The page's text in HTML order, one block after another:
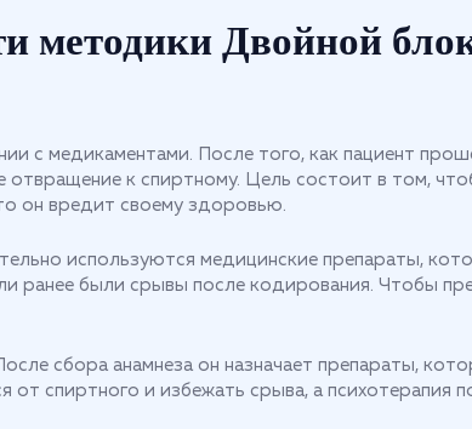
методики Двойной
с медикаментами. После того, как пациент
отвращение к спиртному. Цель состоит в том,
он вредит своему здоровью.
используются медицинские препараты,
ранее были срывы после кодирования. Чтобы
сбора анамнеза он назначает препараты,
спиртного и избежать срыва, а психотерапия